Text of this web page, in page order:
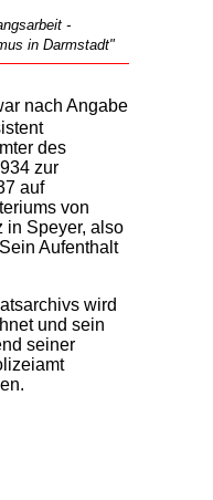
-
in Darmstadt"
nach Angabe
des
zur
auf
von
in Speyer, also
Aufenthalt
wird
und sein
seiner